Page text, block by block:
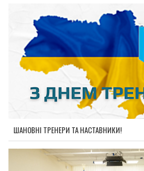
ШАНОВНІ ТРЕНЕРИ ТА НАСТАВНИКИ!